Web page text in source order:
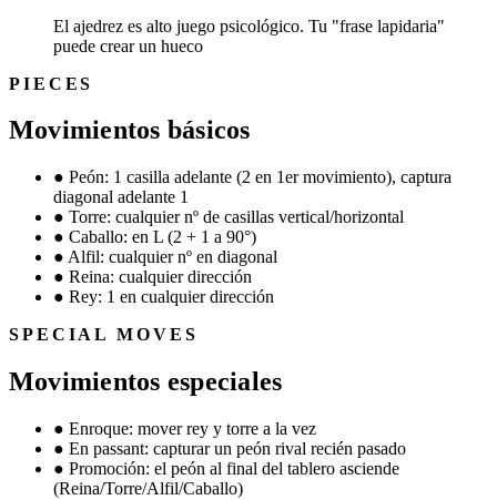
El ajedrez es alto juego psicológico. Tu "frase lapidaria"
puede crear un hueco
PIECES
Movimientos básicos
● Peón: 1 casilla adelante (2 en 1er movimiento), captura
diagonal adelante 1
● Torre: cualquier nº de casillas vertical/horizontal
● Caballo: en L (2 + 1 a 90°)
● Alfil: cualquier nº en diagonal
● Reina: cualquier dirección
● Rey: 1 en cualquier dirección
SPECIAL MOVES
Movimientos especiales
● Enroque: mover rey y torre a la vez
● En passant: capturar un peón rival recién pasado
● Promoción: el peón al final del tablero asciende
(Reina/Torre/Alfil/Caballo)